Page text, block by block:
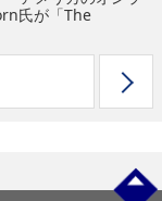
氏が「The